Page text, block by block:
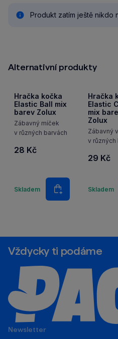
Produkt zatím ještě nikdo
Alternativní produkty
Hračka kočka
Elastic Ball mix
barev Zolux
Zábavný míček
v různých barvách
28 Kč
Skladem
Množství
Do košíku
Hračka
Elastic
mix
Zolux
Zábavný
v různých
29 Kč
Skladem
Vždycky ti podáme
Newsletter